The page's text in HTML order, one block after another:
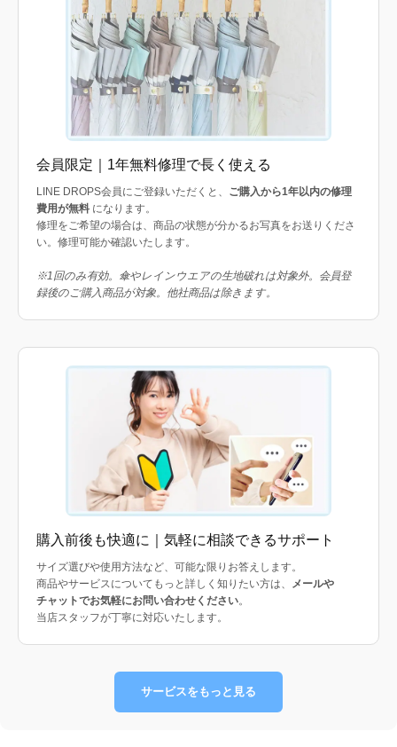
会員限定｜1年無料修理で長く使える
LINE DROPS会員にご登録いただくと、 ご購入から1年以内の修理
費用が無料 になります。
修理をご希望の場合は、商品の状態が分かるお写真をお送りくださ
い。修理可能か確認いたします。
※1回のみ有効。傘やレインウエアの生地破れは対象外。会員登
録後のご購入商品が対象。他社商品は除きます。
購入前後も快適に｜気軽に相談できるサポート
サイズ選びや使用方法など、可能な限りお答えします。
商品やサービスについてもっと詳しく知りたい方は、 メールや
チャットでお気軽にお問い合わせください。
当店スタッフが丁寧に対応いたします。
サービスをもっと見る